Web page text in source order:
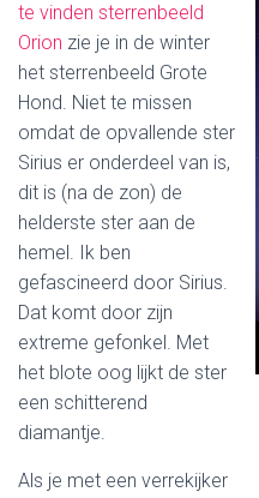
te vinden sterrenbeeld
Orion zie je in de winter
het sterrenbeeld Grote
Hond. Niet te missen
omdat de opvallende ster
Sirius er onderdeel van is,
dit is (na de zon) de
helderste ster aan de
hemel. Ik ben
gefascineerd door Sirius.
Dat komt door zijn
extreme gefonkel. Met
het blote oog lijkt de ster
een schitterend
diamantje.
Als je met een verrekijker